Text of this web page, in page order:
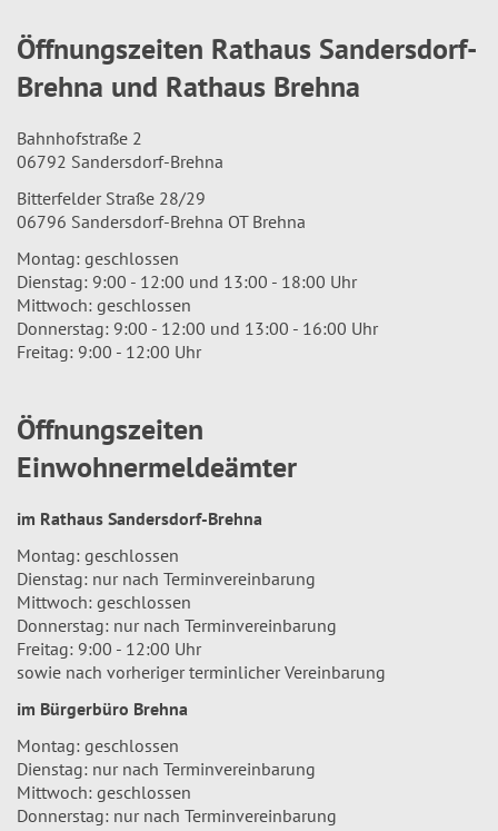
Öffnungszeiten Rathaus Sandersdorf-
Brehna und Rathaus Brehna
Bahnhofstraße 2
06792 Sandersdorf-Brehna
Bitterfelder Straße 28/29
06796 Sandersdorf-Brehna OT Brehna
Montag: geschlossen
Dienstag: 9:00 - 12:00 und 13:00 - 18:00 Uhr
Mittwoch: geschlossen
Donnerstag: 9:00 - 12:00 und 13:00 - 16:00 Uhr
Freitag: 9:00 - 12:00 Uhr
Öffnungszeiten
Einwohnermeldeämter
im Rathaus Sandersdorf-Brehna
Montag: geschlossen
Dienstag: nur nach Terminvereinbarung
Mittwoch: geschlossen
Donnerstag: nur nach Terminvereinbarung
Freitag: 9:00 - 12:00 Uhr
sowie nach vorheriger terminlicher Vereinbarung
im Bürgerbüro Brehna
Montag: geschlossen
Dienstag: nur nach Terminvereinbarung
Mittwoch: geschlossen
Donnerstag: nur nach Terminvereinbarung